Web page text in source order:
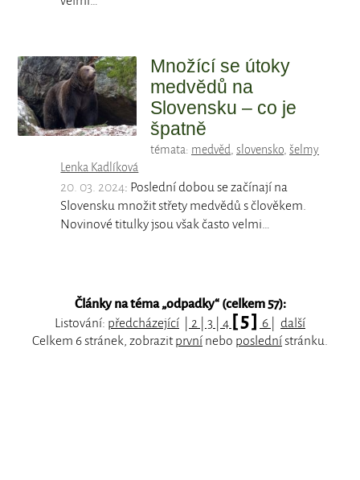
Množící se útoky
medvědů na
Slovensku – co je
špatně
témata: medvěd, slovensko, šelmy
Lenka Kadlíková
20. 03. 2024: Poslední dobou se začínají na
Slovensku množit střety medvědů s člověkem.
Novinové titulky jsou však často velmi…
Články na téma „odpadky“ (celkem 57):
Listování: předcházející 2 3 4 [ 5 ] 6
další
Celkem 6 stránek, zobrazitprvní nebo poslednístránku.